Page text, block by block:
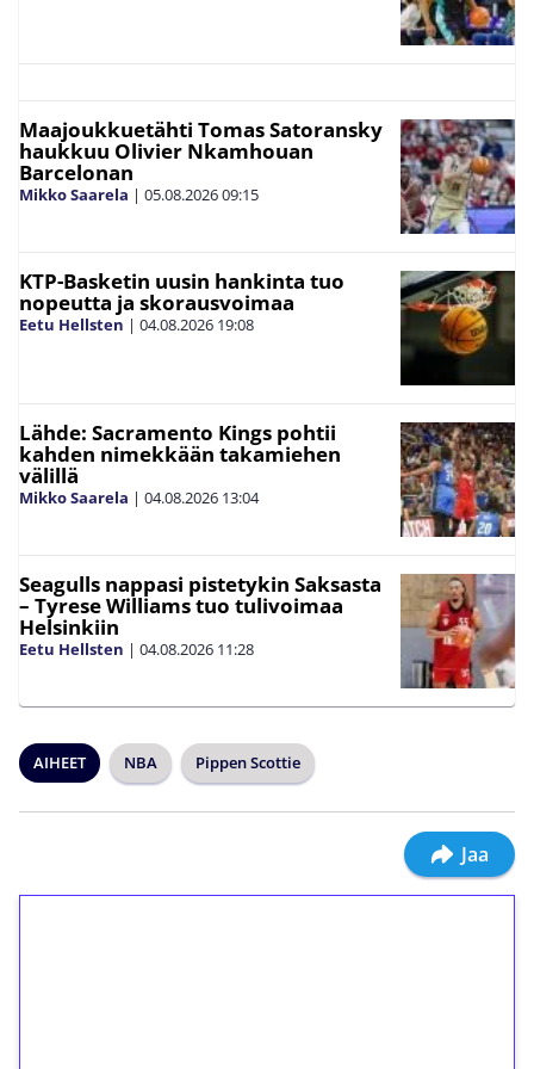
Maajoukkuetähti Tomas Satoransky
haukkuu Olivier Nkamhouan
Barcelonan
Mikko Saarela | 05.08.202609:15
KTP-Basketin uusin hankinta tuo
nopeutta ja skorausvoimaa
Eetu Hellsten | 04.08.2026 19:08
Lähde: Sacramento Kings pohtii
kahden nimekkään takamiehen
välillä
Mikko Saarela | 04.08.2026 13:04
Seagulls nappasi pistetykin Saksasta
– Tyrese Williams tuo tulivoimaa
Helsinkiin
Eetu Hellsten | 04.08.2026 11:28
AIHEET NBA Pippen Scottie
Jaa